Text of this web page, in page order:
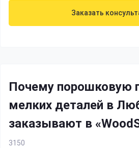
Заказать
Почему порошковую
мелких деталей в
заказывают в
3150